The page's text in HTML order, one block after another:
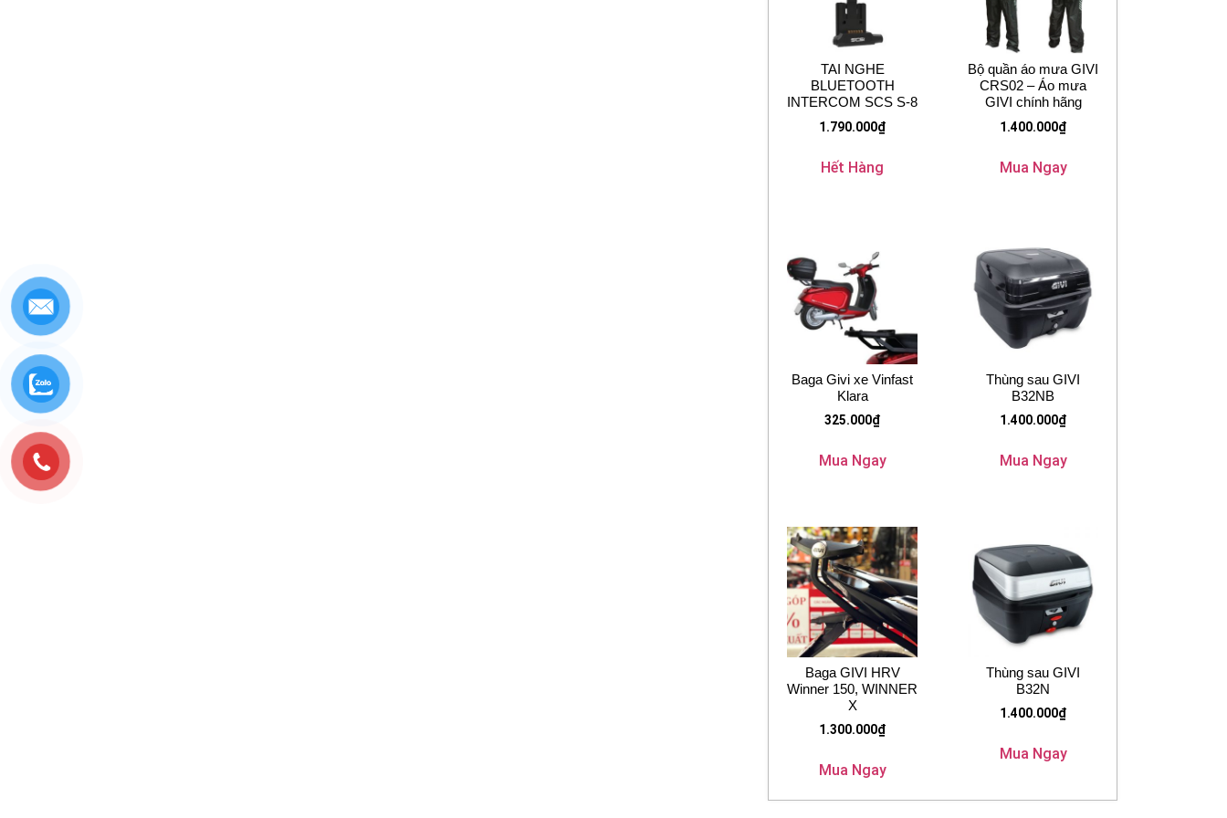
TAI NGHE
BLUETOOTH
INTERCOM SCS S-8
1.790.000₫
Hết Hàng
Bộ quần áo mưa GIVI
CRS02 – Áo mưa
GIVI chính hãng
1.400.000₫
Mua Ngay
Baga Givi xe Vinfast
Klara
325.000₫
Mua Ngay
Thùng sau GIVI
B32NB
1.400.000₫
Mua Ngay
Baga GIVI HRV
Winner 150, WINNER
X
1.300.000₫
Mua Ngay
Thùng sau GIVI
B32N
1.400.000₫
Mua Ngay